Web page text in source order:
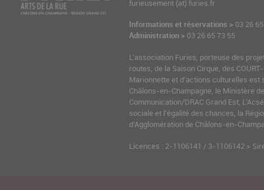
furieusement (at) furies.fr
Informations et réservations > 03 26
Administration > 03 26 65 73 55
L’association Furies, porteuse des
routes, de la Saison Cirque, des
Marionnette et d’actions culturelles est
Châlons-en-Champagne, le Ministère
Communication/DRAC Grand Est,
sociale et l’égalité des chances, la
d’Agglomération de Châlons-en-
Licences : 2-1106141 / 3-1106142 >